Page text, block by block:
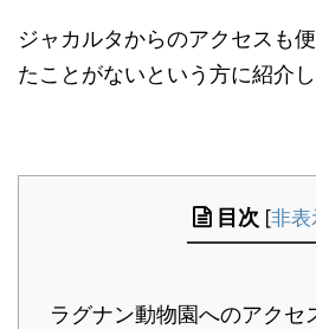
ジャカルタからのアクセスも
たことがないという方に紹介し
目次 [非表
ラグナン動物園へのアクセ